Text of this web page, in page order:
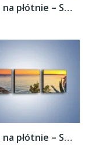
Obraz na płótnie – Spokojna tafla wody –...
Obraz na płótnie – Spokojna tafla wody –...